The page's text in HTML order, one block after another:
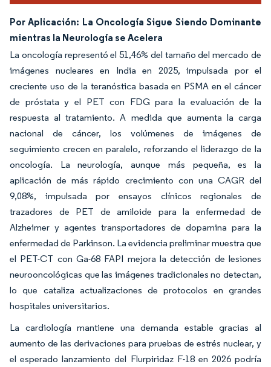
Por Aplicación: La Oncología Sigue Siendo Dominante
mientras la Neurología se Acelera
La oncología representó el 51,46% del tamaño del mercado de
imágenes nucleares en India en 2025, impulsada por el
creciente uso de la teranóstica basada en PSMA en el cáncer
de próstata y el PET con FDG para la evaluación de la
respuesta al tratamiento. A medida que aumenta la carga
nacional de cáncer, los volúmenes de imágenes de
seguimiento crecen en paralelo, reforzando el liderazgo de la
oncología. La neurología, aunque más pequeña, es la
aplicación de más rápido crecimiento con una CAGR del
9,08%, impulsada por ensayos clínicos regionales de
trazadores de PET de amiloide para la enfermedad de
Alzheimer y agentes transportadores de dopamina para la
enfermedad de Parkinson. La evidencia preliminar muestra que
el PET-CT con Ga-68 FAPI mejora la detección de lesiones
neurooncológicas que las imágenes tradicionales no detectan,
lo que cataliza actualizaciones de protocolos en grandes
hospitales universitarios.
La cardiología mantiene una demanda estable gracias al
aumento de las derivaciones para pruebas de estrés nuclear, y
el esperado lanzamiento del Flurpiridaz F-18 en 2026 podría